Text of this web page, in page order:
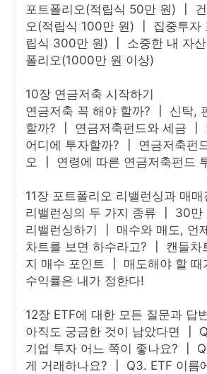
포트폴리오(적립식 50만 원) ┃
오(적립식 100만 원) ┃ 집중투자
립식 300만 원) ┃ 소중한 내 자산
폴리오(1000만 원 이상)
10장 연금저축 시작하기
연금저축 꼭 해야 할까? ┃ 신탁,
할까? ┃ 연금저축펀드와 세금 ┃
어디에 투자할까? ┃ 연금저축펀
오 ┃ 연령에 따른 연금저축펀드
11장 포트폴리오 리밸런싱과 매매
리밸런싱의 두 가지 종류 ┃ 30만
리밸런싱하기 ┃ 매수와 매도, 언
차트를 보면 하수라고? ┃ 캔들
지 매수 포인트 ┃ 매도해야 할
수익률은 내가 정한다!
12장 ETF에 대한 모든 질문과 답
아직도 궁금한 것이 남았다면 ┃
기업 투자 어느 쪽이 좋나요? ┃
게 거래하나요? ┃ Q3. ETF 이름